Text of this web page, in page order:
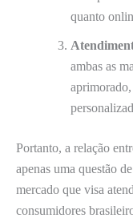
quanto
ambas as
Portanto, a relação
apenas uma questão
mercado que visa
consumidores